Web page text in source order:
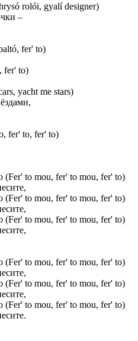
rolói, gyalí designer)
–
fer' to)
fer' to)
yacht me stars)
fer' to, fer' to)
(Fer' to mou, fer' to mou, fer' to)
(Fer' to mou, fer' to mou, fer' to)
(Fer' to mou, fer' to mou, fer' to)
(Fer' to mou, fer' to mou, fer' to)
(Fer' to mou, fer' to mou, fer' to)
(Fer' to mou, fer' to mou, fer' to)